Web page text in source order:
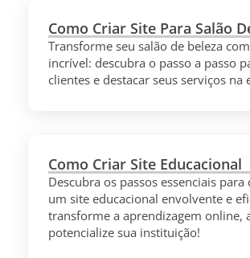
Como Criar Site Para Salão
Transforme seu salão de beleza
incrível: descubra o passo a passo
clientes e destacar seus serviços na
Como Criar Site Educacional
Descubra os passos essenciais
um site educacional envolvente e
transforme a aprendizagem online,
potencialize sua instituição!